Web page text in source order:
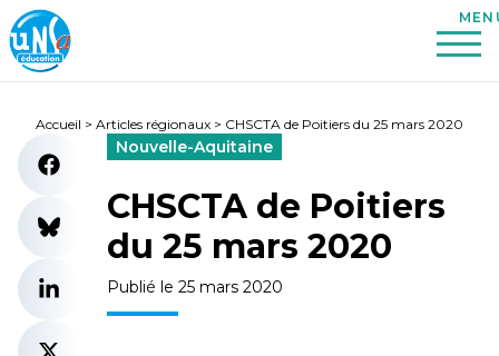
Accueil > Articles régionaux > CHSCTA de Poitiers du 25 mars 2020
Nouvelle-Aquitaine
CHSCTA de Poitiers
du 25 mars 2020
Publié le 25 mars 2020